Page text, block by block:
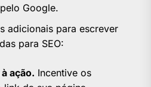
Google.
adicionais para escrever
para SEO:
ação. Incentive os